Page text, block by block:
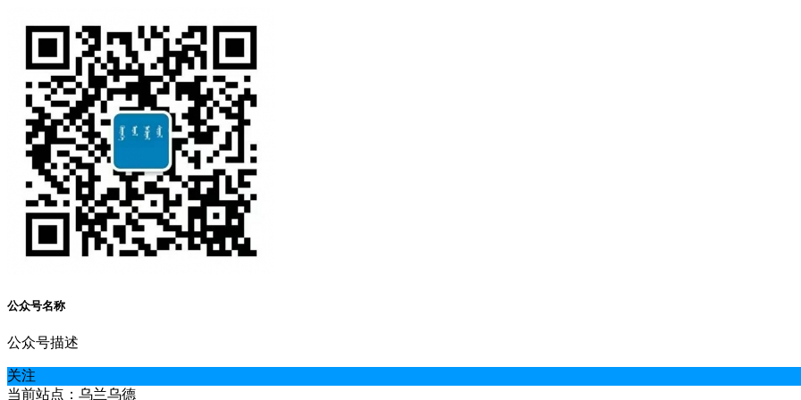
公众号名称
公众号描述
关注
当前站点：乌兰乌德